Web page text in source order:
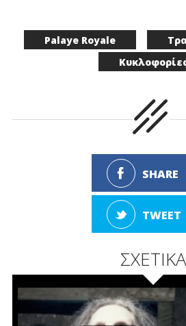
Palaye Royale
SHARE
TWEET
ΣΧΕΤΙΚΑ